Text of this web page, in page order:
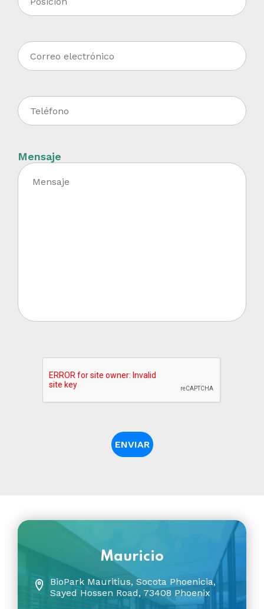
Mensaje
Mauricio
BioPark Mauritius, Socota Phoenicia,
Sayed Hossen Road, 73408 Phoenix